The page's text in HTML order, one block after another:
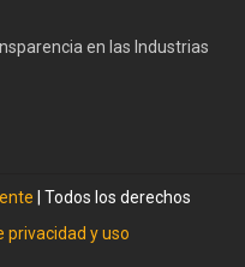
en las Industrias
| Todos los derechos
privacidad y uso